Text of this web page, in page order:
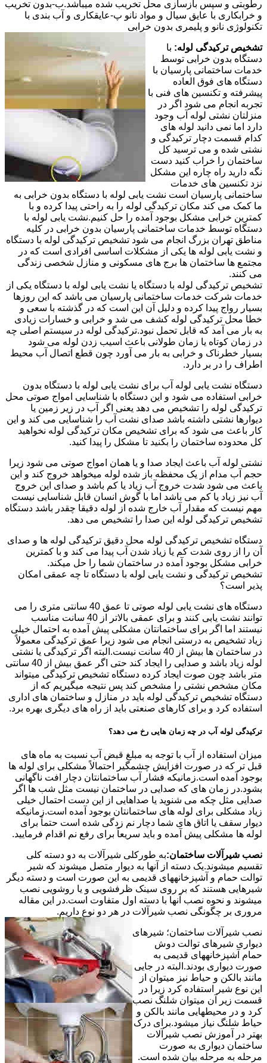
رطوبتی و سپس بازسازی محل تخریب شده میباشد.ب-بدون تخریب
و خرابکاری با عایق سیال و مواد نانو پ-عایقکاری و آب بندی با
تکنولوژی نانو و پلیمری بدون خرابی
تشخیص ترکیدگی لوله: با
دستگاه بدون خرابی توسط
خدمات ساختمانی پارسیان با
دستگاه های فوق العاده
پیشرفته و تکنسین های فنی با
تجربه انجام می شود اگر در
منزلتان نشتی لوله آب وجود
دارد اما نمی دانید لوله های
کدام قسمت دچار ترکیدگی و
نشتی شده و می ترسید کل
ساختمان را خراب کنید دست
نگه دارید راه چاره این مشکل
نزد تکنسین های خدمات
ساختمانی پارسیان است نشت یابی لوله با دستگاه بدون خرابی به
ما کمک می کند مکان ترکیدگی لوله را به راحتی پیدا کرده و با
کمترین خرابی مشکل بوجود آمده را حل کنیم.نشت یابی لوله با
دستگاه توسط خدمات ساختمانی پارسیان بدون خرابی در کلیه
مناطق تهران بزرگ انجام می شود تشخیص ترکیدگی لوله با دستگاه
و نشت یابی لوله ها یکی از مشکلات اساسی افرادی است که در
مجتمع ها ساختمان ها برج های مسکونی و منازل شخصی زندگی
می کنند.
تشخیص ترکیدگی لوله با دستگاه یا نشت یابی لوله با دستگاه یکی از
خدمات شرکت خدمات ساختمانی پارسیان می باشد که این روزها
بسیار رواج پیدا کرده و دلیل آن این است که در گذشته با سعی و
خطا محل ترکیدگی لوله کشف می شد و خرابی و خسارات زیادی
به بار می آمد که قابل تحمل نبود.ترکیدگی لوله در سیستم اصلی چه
در زمان کوتاه یا زمان طولانی باعث اسیب زدن لوله می شود
بسیار خطرناک و خرابی به بار می آورد چون قطع اتصال آب محیط
اطراف را در بر دارد.
دستگاه نشت یابی لوله آب برای نشت یابی لوله با دستگاه بدون
خرابی استفاده می شود و این دستگاه با شناسایی امواج صوتی محل
ترکیدگی لوله را تشخیص می دهد یعنی اگر آب در زیر زمین یا
دیوارها نشتی داشته باشد صدای نشت آب را شناسایی می کند و این
کار باعث می شود که برای تشخیص مکان ترکیدگی لوله نخواهید
کل محدوده ساختمان را بکنید تا مشکل را پیدا کنید.
نشتی لوله آب باعث ایجاد صدا و یا همان امواج صوتی می شود زیرا
حجم آب مدام از یک محفظه باز شده لوله میخواهد خروج کند و این
باعث می شود شدت خروج آب زیاد یا کم باشد و صدای این خروج
آب نیز زیاد یا کم می باشد اما با گوش انسان قابل شناسایی نیست
مهم نیست که مقدار آب خارج شده از لوله دقیقا چقدر باشد دستگاه
تشخیص ترکیدگی لوله این صدا را تشخیص می دهد.
دستگاه تشخیص ترکیدگی لوله محل دقیق ترکیدگی لوله ها و صدای
آن را از روی شدت کم یا زیاد شدن آب پیدا می کند و با کمترین
خرابی مشکل بوجود آمده در ساختمان شما را حل میکند.
تشخیص ترکیدگی و نشت یابی لوله با دستگاه تا چه عمقی امکان
پذیر است؟
دستگاه های نشت یابی لوله صوتی تا عمق 40 سانتی متری را می
توانند نشت یابی کنند و برای عمقی بالاتر از 40 سانت مناسب
نیستند اما اگر برای ساختمانتان مشکلی پیش آمده به احتمال خیلی
زیاد تشخیص به درستی انجام می شود زیرا عمق ترکیدگی معمولاً
در ساختمان ها بیش از 40 سانت نیست.البته اگر ترکیدگی یا نشتی
لوله زیاد باشد و صدایی را ایجاد کند حتی اگر عمق بیش از 40 سانتی
متر باشد چون صوت ایجاد کرده دستگاه تشخیص ترکیدگی میتواند
مکان مشخص نشتی را مشخص کند پس نتیجه میگیریم که از
دستگاه تشخیص ترکیدگی لوله باید در منازل و ساختمان های اداری
استفاده کرد و برای کارهای صنعتی باید از راه های دیگری بهره برد.
ترکیدگی لوله آب در چه زمان هایی رخ می دهد؟
میزان استفاده از آب با توجه به مبلغ قبض آب نسبت به ماه های
قبل تر که در صورت افزایش چشمگیر احتمالاً مشکلی برای لوله ها
بوجود آمده است.زمانیکه فشار آب ساختمانتان دچار افت ناگهانی
بشود.در زمان های که صدایی در ساختمان نیست مثل شب ها اگر
صدایی مثل چکه می شنوید یا صداهایی از این دست احتمال خیلی
زیاد مشکلی برای لوله های ساختمانتان بوجود آمده است.زمانیکه
دیوار سقف یا اتاق های شما دچار نم زدگی شده است حتماً برای
لوله ها مشکلی پیش آمده و باید سریعاً برای رفع نم اقدام فرمایید.
نصب شیرآلات ساختمان:به طورکلی شیرآلات به دو دسته کلی
تقسیم میشوند.یک دسته از آنها به دیوار متصل میشوند که شیر
توالت حمام و آشپزخانههای قدیمی به این صورت است و دسته دیگر
شیرهایی هستند که بر روی سینک ظرفشویی و یا روشویی نصب
میشوند و نحوه نصب آنها با دسته اول متفاوت است.در این مقاله
مروری بر چگونگی نصب شیرآلات در هر دو نوع داریم.
نصب شیرآلات ساختمان؛ شیرهای
دیواری شیرهای توالت دوش
حمام آشپزخانههای قدیمی به
صورت دیواری بودند.البته در جایی
مانند بالکن و حیاط نیز میتوان از
این نوع شیر استفاده کرد زیرا در
قسمت زیر آن میتوان شلنگ نصب
کرد و در محیطهایی مانند بالکن و
حیاط شلنگ نیاز میشود.برای درک
بهتر در آموزش نصب شیرآلات
ساختمان دیواری به صورت
مرحله به مرحله بیان شده است.